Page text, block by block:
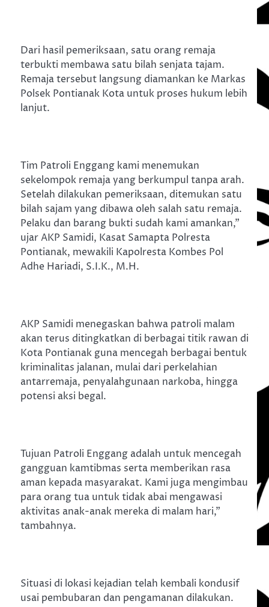
Dari hasil pemeriksaan, satu orang remaja
terbukti membawa satu bilah senjata tajam.
Remaja tersebut langsung diamankan ke Markas
Polsek Pontianak Kota untuk proses hukum lebih
lanjut.
Tim Patroli Enggang kami menemukan
sekelompok remaja yang berkumpul tanpa arah.
Setelah dilakukan pemeriksaan, ditemukan satu
bilah sajam yang dibawa oleh salah satu remaja.
Pelaku dan barang bukti sudah kami amankan,”
ujar AKP Samidi, Kasat Samapta Polresta
Pontianak, mewakili Kapolresta Kombes Pol
Adhe Hariadi, S.I.K., M.H.
AKP Samidi menegaskan bahwa patroli malam
akan terus ditingkatkan di berbagai titik rawan di
Kota Pontianak guna mencegah berbagai bentuk
kriminalitas jalanan, mulai dari perkelahian
antarremaja, penyalahgunaan narkoba, hingga
potensi aksi begal.
Tujuan Patroli Enggang adalah untuk mencegah
gangguan kamtibmas serta memberikan rasa
aman kepada masyarakat. Kami juga mengimbau
para orang tua untuk tidak abai mengawasi
aktivitas anak-anak mereka di malam hari,”
tambahnya.
Situasi di lokasi kejadian telah kembali kondusif
usai pembubaran dan pengamanan dilakukan.